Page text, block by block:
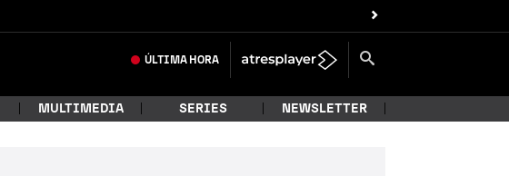
ÚLTIMA HORA
MULTIMEDIA SERIES NEWSLETTER